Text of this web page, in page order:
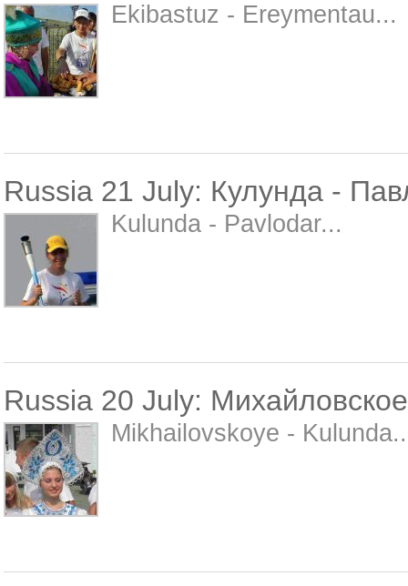
Ekibastuz - Ereymentau...
Russia 21 July: Кулунда -
Kulunda - Pavlodar...
Russia 20 July:
Mikhailovskoye -